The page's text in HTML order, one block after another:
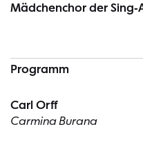
Mädchenchor der Sing-
Programm
Carl Orff
Carmina Burana